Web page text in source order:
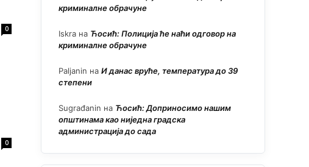
0
0
криминалне обрачуне
Iskra на Ћосић: Полиција ће наћи одговор на
криминалне обрачуне
Paljanin на И данас вруће, температура до 39
степени
Sugrađanin на Ћосић: Доприносимо нашим
општинама као ниједна градска
администрација до сада